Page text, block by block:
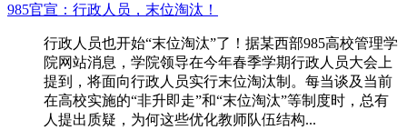
985官宣：行政人员，末位淘汰！
行政人员也开始“末位淘汰”了！据某西部985高校管理学
院网站消息，学院领导在今年春季学期行政人员大会上
提到，将面向行政人员实行末位淘汰制。每当谈及当前
在高校实施的“非升即走”和“末位淘汰”等制度时，总有
人提出质疑，为何这些优化教师队伍结构...